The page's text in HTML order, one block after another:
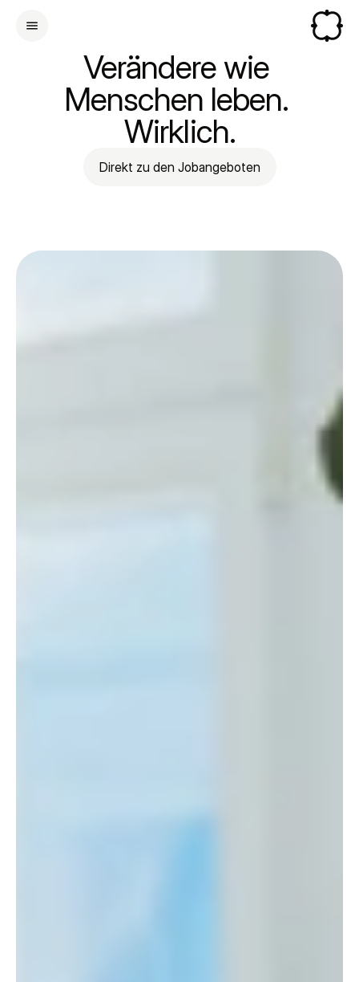
Verändere wie
Menschen leben.
Wirklich.
Direkt zu den Jobangeboten